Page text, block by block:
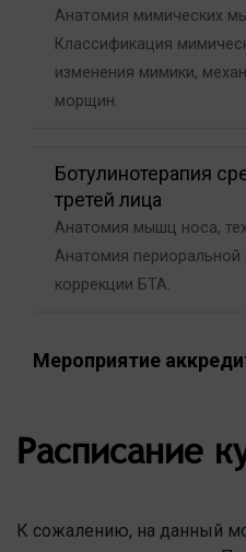
Анатомия мимических
Классификация
изменения мимики,
морщин.
Ботулинотерапия
третей лица
Анатомия мышц носа,
Анатомия
коррекции БТА.
Мероприятие
Расписание
К сожалению, на данный